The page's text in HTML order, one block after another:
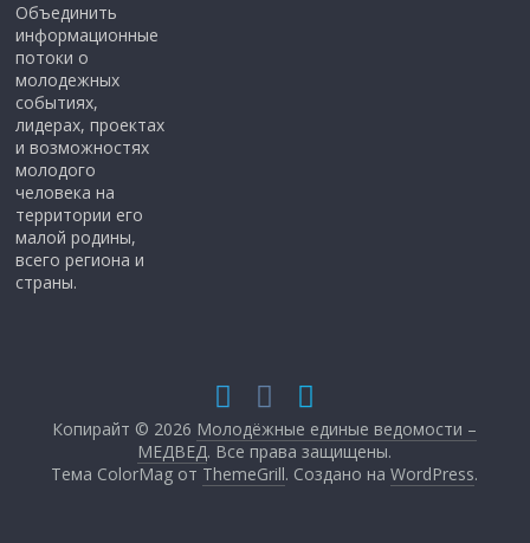
Объединить
информационные
потоки о
молодежных
событиях,
лидерах, проектах
и возможностях
молодого
человека на
территории его
малой родины,
всего региона и
страны.
Копирайт © 2026 Молодёжные единые ведомости –
МЕДВЕД. Все права защищены.
Тема ColorMag от ThemeGrill. Создано наWordPress.